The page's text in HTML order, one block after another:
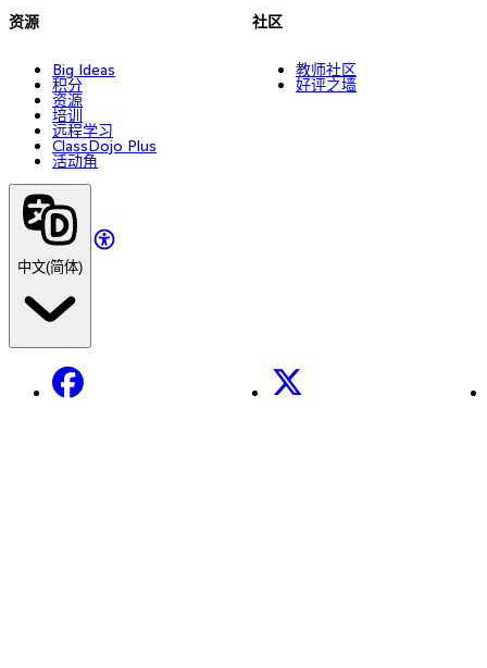
资源
Big Ideas
积分
资源
培训
远程学习
ClassDojo Plus
活动角
社区
教师社区
好评之墙
中文(简体)
Facebook X